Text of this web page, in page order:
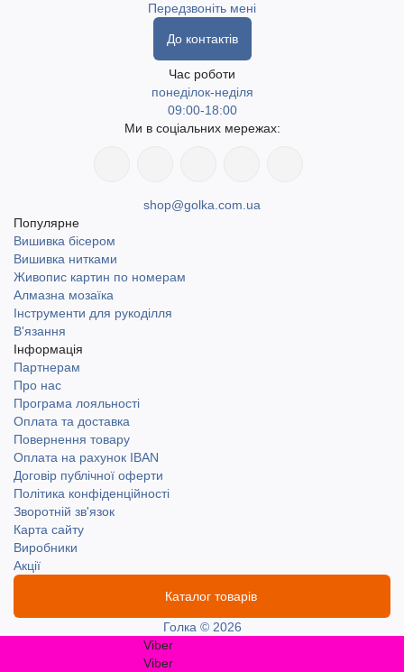
Передзвоніть мені
До контактів
Час роботи
понеділок-неділя
09:00-18:00
Ми в соціальних мережах:
shop@golka.com.ua
Популярне
Вишивка бісером
Вишивка нитками
Живопис картин по номерам
Алмазна мозаїка
Інструменти для рукоділля
В'язання
Інформація
Партнерам
Про нас
Програма лояльності
Оплата та доставка
Повернення товару
Оплата на рахунок IBAN
Договір публічної оферти
Політика конфіденційності
Зворотній зв'язок
Карта сайту
Виробники
Акції
Каталог товарів
Голка © 2026
Viber
Viber